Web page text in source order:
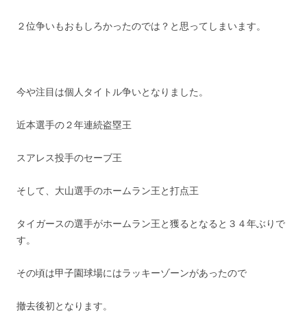
２位争いもおもしろかったのでは？と思ってしまいます。
今や注目は個人タイトル争いとなりました。
近本選手の２年連続盗塁王
スアレス投手のセーブ王
そして、大山選手のホームラン王と打点王
タイガースの選手がホームラン王と獲るとなると３４年ぶりで
す。
その頃は甲子園球場にはラッキーゾーンがあったので
撤去後初となります。